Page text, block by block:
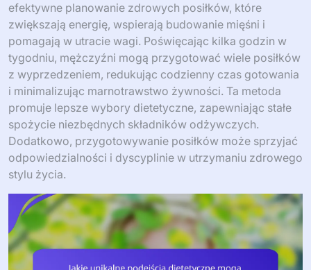
efektywne planowanie zdrowych posiłków, które
zwiększają energię, wspierają budowanie mięśni i
pomagają w utracie wagi. Poświęcając kilka godzin w
tygodniu, mężczyźni mogą przygotować wiele posiłków
z wyprzedzeniem, redukując codzienny czas gotowania
i minimalizując marnotrawstwo żywności. Ta metoda
promuje lepsze wybory dietetyczne, zapewniając stałe
spożycie niezbędnych składników odżywczych.
Dodatkowo, przygotowywanie posiłków może sprzyjać
odpowiedzialności i dyscyplinie w utrzymaniu zdrowego
stylu życia.